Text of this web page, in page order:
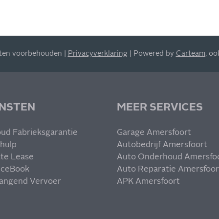
voorbehouden | Privacyverklaring| Powered by Carteam,
Fabrieksgarantie
Lease
Vervoer
MEER SERVICES
Garage Amersfoort
Autobedrijf Amersfoort
Auto Onderhoud
Auto Reparatie
APK Amersfoort